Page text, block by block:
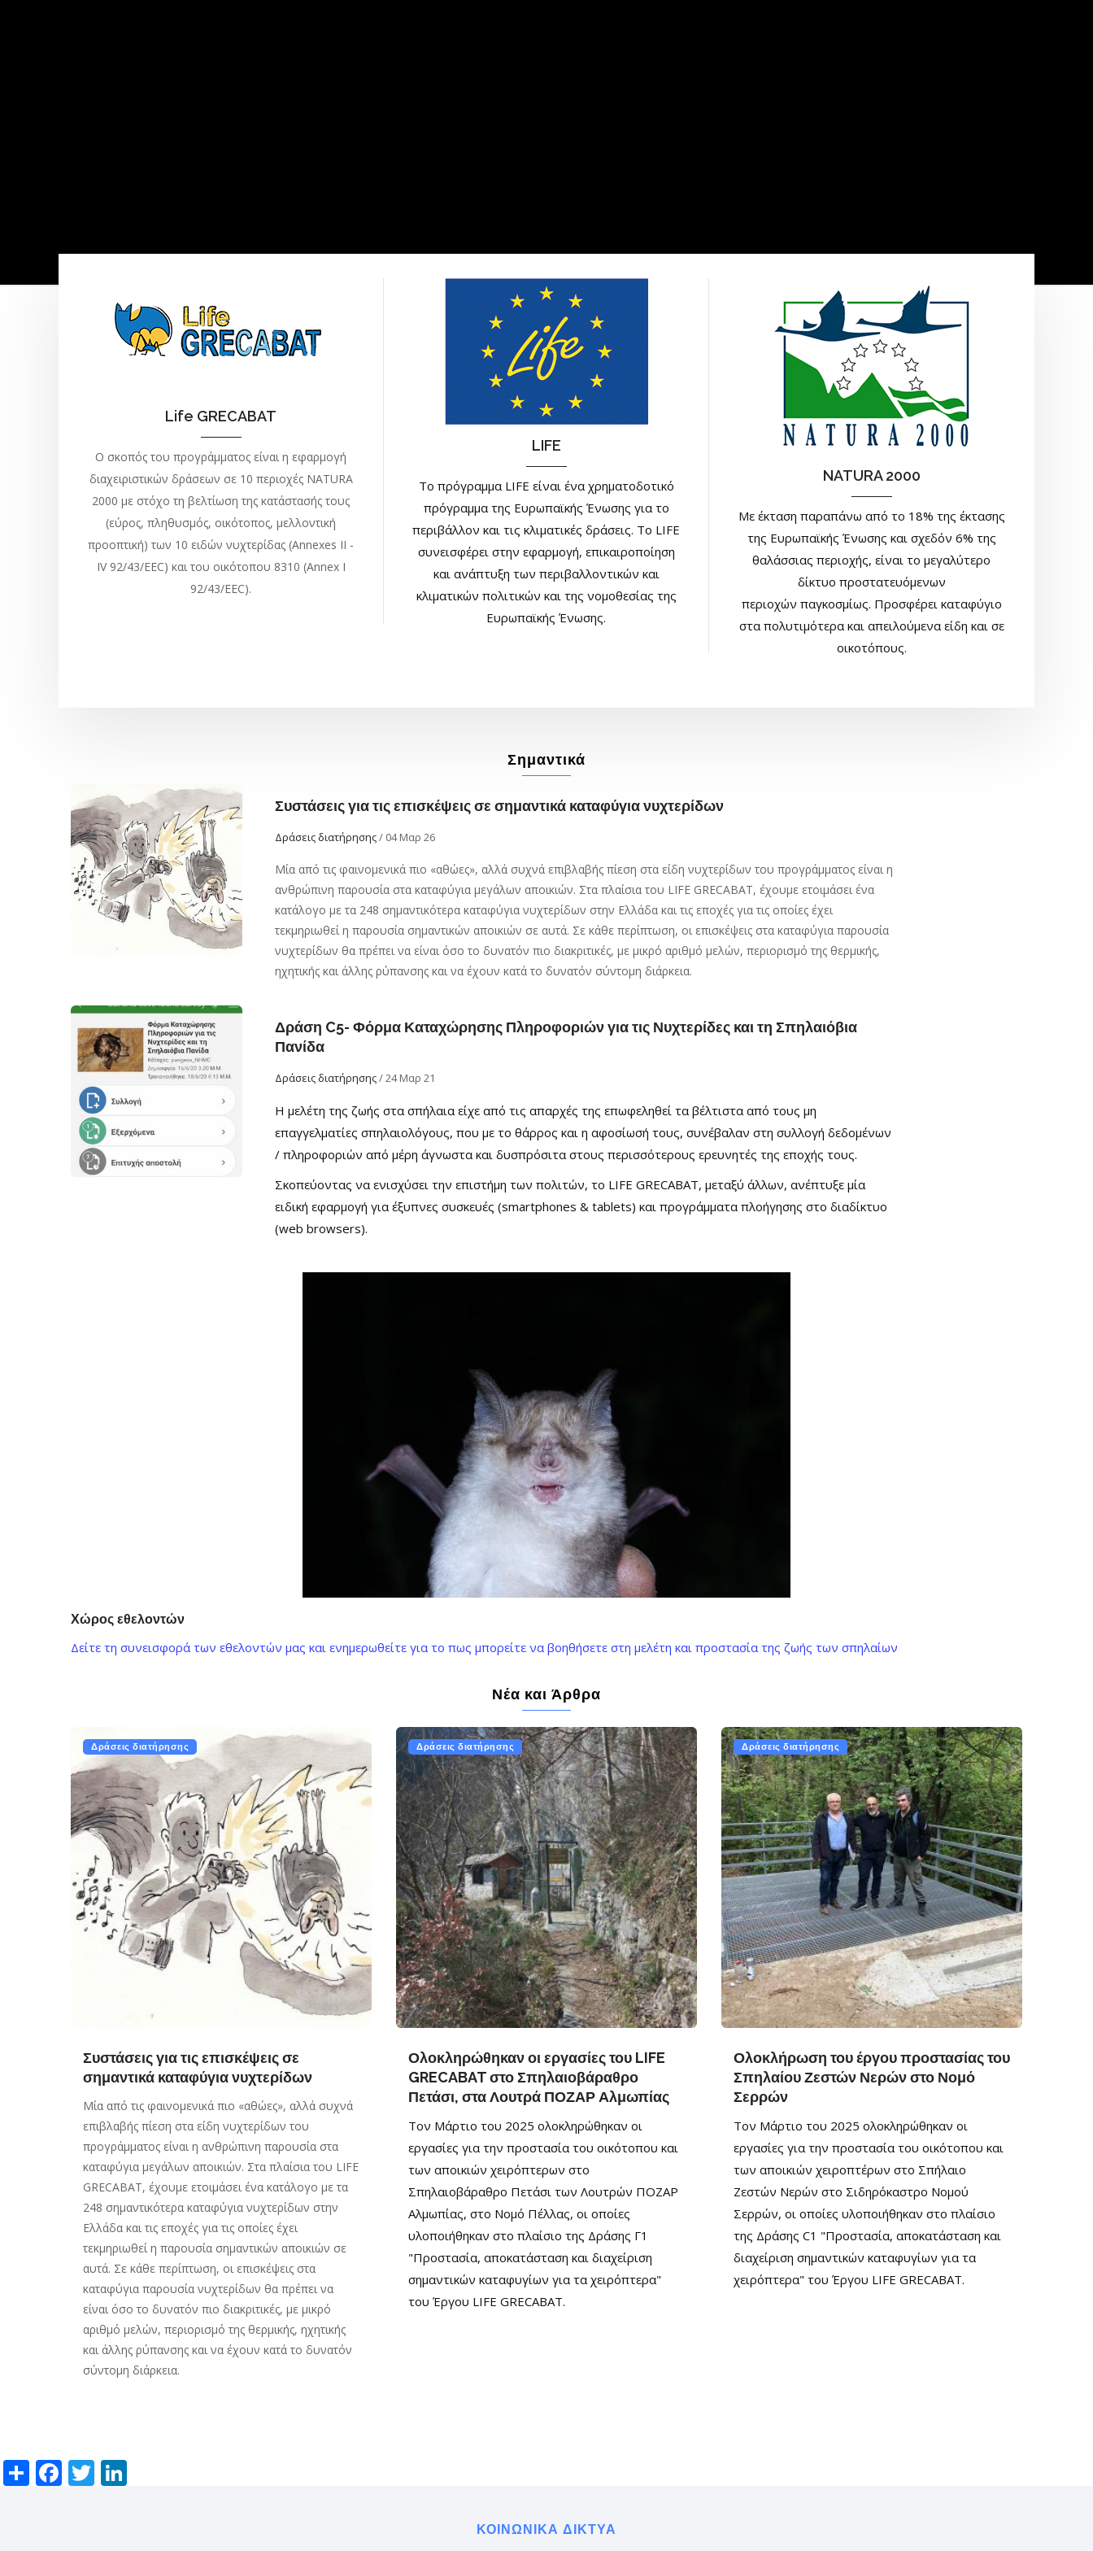
Life GRECABAT
Ο σκοπός του προγράμματος είναι η εφαρμογή
διαχειριστικών δράσεων σε 10 περιοχές NATURA
2000 με στόχο τη βελτίωση της κατάστασής τους
(εύρος, πληθυσμός, οικότοπος, μελλοντική
προοπτική) των 10 ειδών νυχτερίδας (Annexes II -
IV 92/43/EEC) και του οικότοπου 8310 (Annex I
92/43/EEC).
LIFE
Το πρόγραμμα LIFE είναι ένα χρηματοδοτικό
πρόγραμμα της Ευρωπαϊκής Ένωσης για το
περιβάλλον και τις κλιματικές δράσεις. Το LIFE
συνεισφέρει στην εφαρμογή, επικαιροποίηση
και ανάπτυξη των περιβαλλοντικών και
κλιματικών πολιτικών και της νομοθεσίας της
Ευρωπαϊκής Ένωσης.
NATURA 2000
Με έκταση παραπάνω από το 18% της έκτασης
της Ευρωπαϊκής Ένωσης και σχεδόν 6% της
θαλάσσιας περιοχής, είναι το μεγαλύτερο
δίκτυο προστατευόμενων
περιοχών παγκοσμίως. Προσφέρει καταφύγιο
στα πολυτιμότερα και απειλούμενα είδη και σε
οικοτόπους.
Σημαντικά
Συστάσεις για τις επισκέψεις σε σημαντικά καταφύγια νυχτερίδων
Δράσεις διατήρησης/ 04 Μαρ 26
Μία από τις φαινομενικά πιο «αθώες», αλλά συχνά επιβλαβής πίεση στα είδη νυχτερίδων του προγράμματος είναι η
ανθρώπινη παρουσία στα καταφύγια μεγάλων αποικιών. Στα πλαίσια του LIFE GRECABAT, έχουμε ετοιμάσει ένα
κατάλογο με τα 248 σημαντικότερα καταφύγια νυχτερίδων στην Ελλάδα και τις εποχές για τις οποίες έχει
τεκμηριωθεί η παρουσία σημαντικών αποικιών σε αυτά. Σε κάθε περίπτωση, οι επισκέψεις στα καταφύγια παρουσία
νυχτερίδων θα πρέπει να είναι όσο το δυνατόν πιο διακριτικές, με μικρό αριθμό μελών, περιορισμό της θερμικής,
ηχητικής και άλλης ρύπανσης και να έχουν κατά το δυνατόν σύντομη διάρκεια.
Δράση C5- Φόρμα Καταχώρησης Πληροφοριών για τις Νυχτερίδες και τη Σπηλαιόβια
Πανίδα
Δράσεις διατήρησης/24 Μαρ 21
Η μελέτη της ζωής στα σπήλαια είχε από τις απαρχές της επωφεληθεί τα βέλτιστα από τους μη
επαγγελματίες σπηλαιολόγους, που με το θάρρος και η αφοσίωσή τους, συνέβαλαν στη συλλογή δεδομένων
/ πληροφοριών από μέρη άγνωστα και δυσπρόσιτα στους περισσότερους ερευνητές της εποχής τους.
Σκοπεύοντας να ενισχύσει την επιστήμη των πολιτών, το LIFE GRECABAT, μεταξύ άλλων, ανέπτυξε μία
ειδική εφαρμογή για έξυπνες συσκευές (smartphones & tablets) και προγράμματα πλοήγησης στο διαδίκτυο
(web browsers).
Χώρος εθελοντών
Δείτε τη συνεισφορά των εθελοντών μας και ενημερωθείτε για το πως μπορείτε να βοηθήσετε στη μελέτη και προστασία της ζωής των σπηλαίων
Νέα και Άρθρα
Δράσεις διατήρησης
Συστάσεις για τις επισκέψεις σε
σημαντικά καταφύγια νυχτερίδων
Μία από τις φαινομενικά πιο «αθώες», αλλά συχνά
επιβλαβής πίεση στα είδη νυχτερίδων του
προγράμματος είναι η ανθρώπινη παρουσία στα
καταφύγια μεγάλων αποικιών. Στα πλαίσια του LIFE
GRECABAT, έχουμε ετοιμάσει ένα κατάλογο με τα
248 σημαντικότερα καταφύγια νυχτερίδων στην
Ελλάδα και τις εποχές για τις οποίες έχει
τεκμηριωθεί η παρουσία σημαντικών αποικιών σε
αυτά. Σε κάθε περίπτωση, οι επισκέψεις στα
καταφύγια παρουσία νυχτερίδων θα πρέπει να
είναι όσο το δυνατόν πιο διακριτικές, με μικρό
αριθμό μελών, περιορισμό της θερμικής, ηχητικής
και άλλης ρύπανσης και να έχουν κατά το δυνατόν
σύντομη διάρκεια.
Δράσεις διατήρησης
Ολοκληρώθηκαν οι εργασίες του LIFE
GRECABAT στο Σπηλαιοβάραθρο
Πετάσι, στα Λουτρά ΠΟΖΑΡ Αλμωπίας
Τον Μάρτιο του 2025 ολοκληρώθηκαν οι
εργασίες για την προστασία του οικότοπου και
των αποικιών χειρόπτερων στο
Σπηλαιοβάραθρο Πετάσι των Λουτρών ΠΟΖΑΡ
Αλμωπίας, στο Νομό Πέλλας, οι οποίες
υλοποιήθηκαν στο πλαίσιο της Δράσης Γ1
"Προστασία, αποκατάσταση και διαχείριση
σημαντικών καταφυγίων για τα χειρόπτερα"
του Έργου LIFE GRECABAT.
Δράσεις διατήρησης
Ολοκλήρωση του έργου προστασίας του
Σπηλαίου Ζεστών Νερών στο Νομό
Σερρών
Τον Μάρτιο του 2025 ολοκληρώθηκαν οι
εργασίες για την προστασία του οικότοπου και
των αποικιών χειροπτέρων στο Σπήλαιο
Ζεστών Νερών στο Σιδηρόκαστρο Νομού
Σερρών, οι οποίες υλοποιήθηκαν στο πλαίσιο
της Δράσης C1 "Προστασία, αποκατάσταση και
διαχείριση σημαντικών καταφυγίων για τα
χειρόπτερα" του Έργου LIFE GRECABAT.
ShareFacebook
Twitter
ΚΟΙΝΩΝΙΚΆ ΔΊΚΤΥΑ